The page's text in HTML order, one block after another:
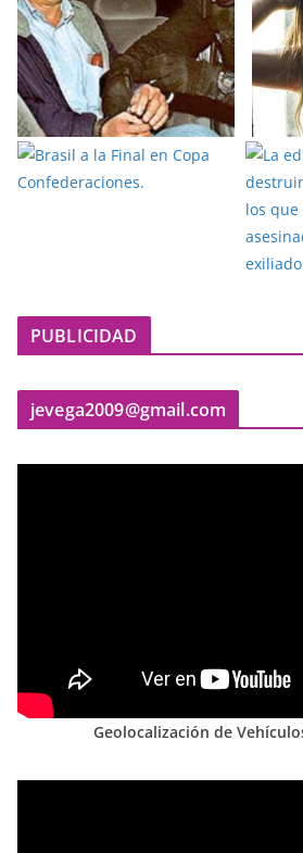
PUBLICIDAD
jevega2009@gmail.com
Geolocalización de